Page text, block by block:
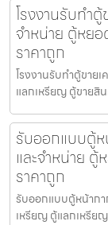
โรงงานรับทำ
จำหน่าย ตู้หย
ราคาถูก
โรงงานรับทำตู้ขาย
แลกเหรียญ ตู้ขายสิ
รับออกแบบตู้
และจำหน่าย
ราคาถูก
รับออกแบบตู้หน้าก
เหรียญ ตู้แลกเหรีย